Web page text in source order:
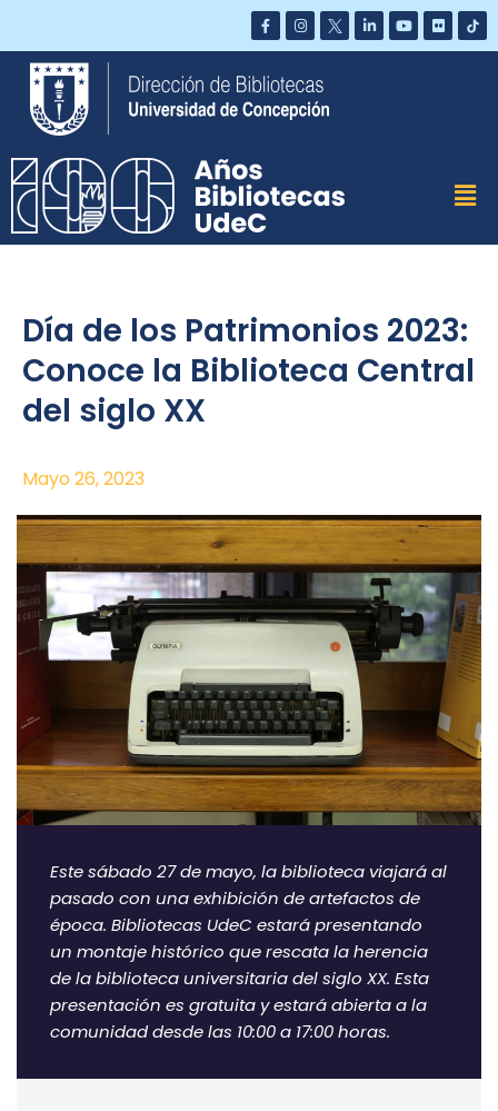
Saltar
contenido
Día de los Patrimonios 2023:
Conoce la Biblioteca Central
del siglo XX
Mayo 26, 2023
Este sábado 27 de mayo, la biblioteca viajará al
pasado con una exhibición de artefactos de
época. Bibliotecas UdeC estará presentando
un montaje histórico que rescata la herencia
de la biblioteca universitaria del siglo XX. Esta
presentación es gratuita y estará abierta a la
comunidad desde las 10:00 a 17:00 horas.